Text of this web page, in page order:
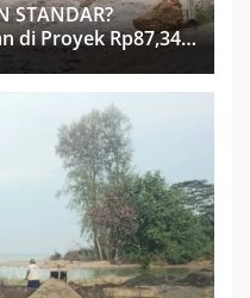
STANDAR?
di Proyek Rp87,34
Pengawas dan